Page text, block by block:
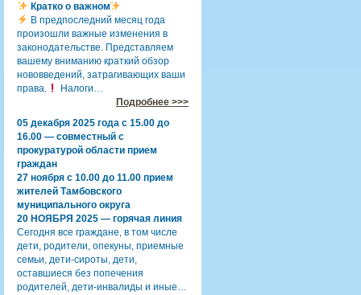
Кратко о важном
В предпоследний месяц года
произошли важные изменения в
законодательстве. Представляем
вашему вниманию краткий обзор
нововведений, затрагивающих ваши
права.
Налоги…
Подробнее >>>
05 декабря 2025 года с 15.00 до
16.00 — совместный с
прокуратурой области прием
граждан
27 ноября с 10.00 до 11.00 прием
жителей Тамбовского
муниципального округа
20 НОЯБРЯ 2025 — горячая линия
Сегодня все граждане, в том числе
дети, родители, опекуны, приемные
семьи, дети-сироты, дети,
оставшиеся без попечения
родителей, дети-инвалиды и иные…